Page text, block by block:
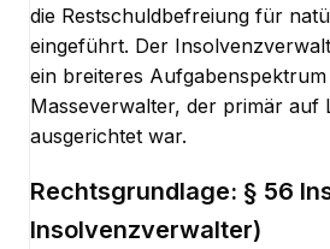
die Restschuldbefreiung für
eingeführt. Der
ein breiteres
Masseverwalter, der primär auf
ausgerichtet war.
Rechtsgrundlage: § 56
Insolvenzverwalter)